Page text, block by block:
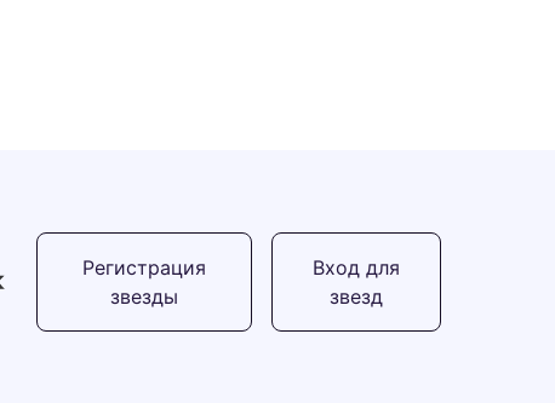
Регистрация
звезды
Вход для
звезд